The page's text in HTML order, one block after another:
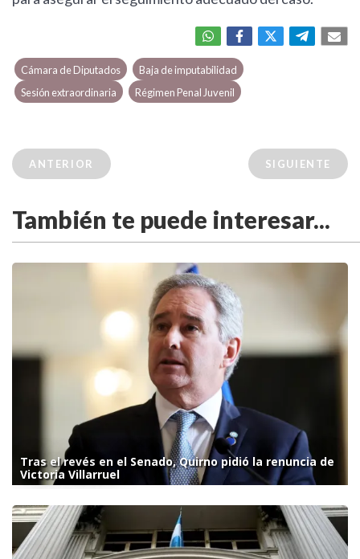
Cámara de Diputados
Baja de imputabilidad
Sesión extraordinaria
Régimen Penal Juvenil
ANTERIOR SIGUIENTE
También te puede interesar...
Tras el revés en el Senado, Quirno pidió la renuncia de
Victoria Villarruel